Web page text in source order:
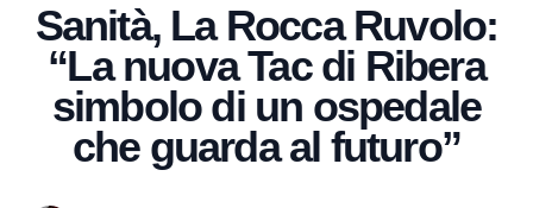
Sanità, La Rocca Ruvolo:
“La nuova Tac di Ribera
simbolo di un ospedale
che guarda al futuro”